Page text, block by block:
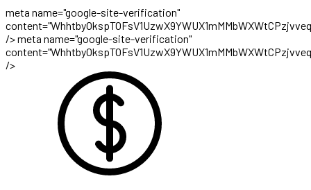
meta name="google-site-verification"
/>meta name="google-site-verification"
/>